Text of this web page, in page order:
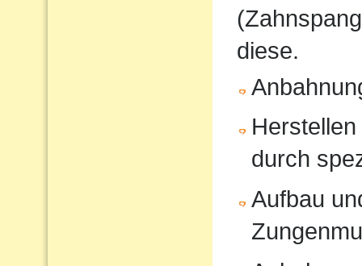
diese.
durch
Aufbau